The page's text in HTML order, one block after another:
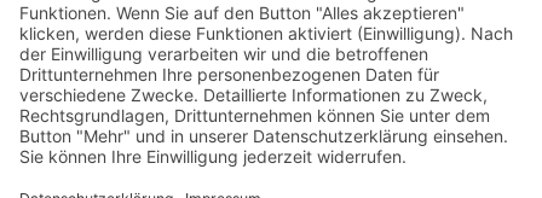
Bildung & Soziales
Düsseldorf nachgefragt
Familienunternehmen-Special
Kolumne